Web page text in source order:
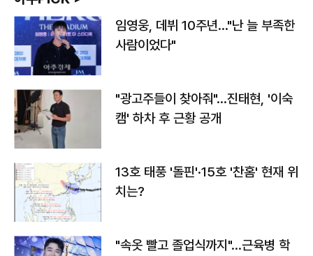
임영웅, 데뷔 10주년…"난 늘 부족한
사람이었다"
"광고주들이 찾아줘"…진태현, '이숙
캠' 하차 후 근황 공개
13호 태풍 '돌핀'·15호 '찬홈' 현재 위
치는?
"속옷 빨고 졸업식까지"…근육병 학